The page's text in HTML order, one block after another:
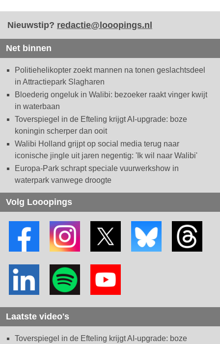
Nieuwstip? redactie@looopings.nl
Net binnen
Politiehelikopter zoekt mannen na tonen geslachtsdeel
in Attractiepark Slagharen
Bloederig ongeluk in Walibi: bezoeker raakt vinger kwijt
in waterbaan
Toverspiegel in de Efteling krijgt AI-upgrade: boze
koningin scherper dan ooit
Walibi Holland grijpt op social media terug naar
iconische jingle uit jaren negentig: 'Ik wil naar Walibi'
Europa-Park schrapt speciale vuurwerkshow in
waterpark vanwege droogte
Volg Looopings
Laatste video's
Toverspiegel in de Efteling krijgt AI-upgrade: boze